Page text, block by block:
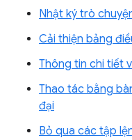
Nhật ký trò
Cải thiện bảng
Thông tin chi tiết
Thao tác bằng
đại
Bỏ qua các tập